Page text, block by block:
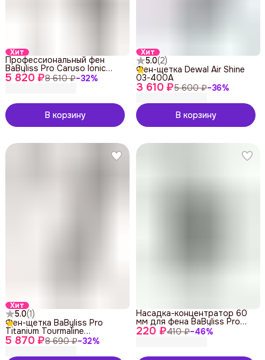
Хит
5 820 ₽8 610 ₽−32%
Профессиональный фен
BaByliss Pro Caruso Ionic
BAB6510IRE
В корзину
Хит
5.0(2)
3 610 ₽5 600 ₽−36%
Фен-щетка Dewal Air Shine
03-400A
В корзину
Хит
5.0(1)
5 870 ₽8 690 ₽−32%
Фен-щетка BaByliss Pro
Titanium Tourmaline
BAB2676TTE
220 ₽410 ₽−46%
Насадка-концентратор 60
мм для фена BaByliss Pro
BABBEVJA201